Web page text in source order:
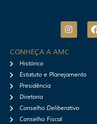
I
n
t
r
CONHEÇA A AMC
Histórico
Estatuto e Planejamento
Presidência
Diretoria
Conselho Deliberativo
Conselho Fiscal